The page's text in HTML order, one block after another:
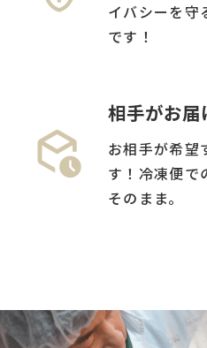
イバシーを守
です！
相手がお届
お相手が希望
す！冷凍便で
そのまま。